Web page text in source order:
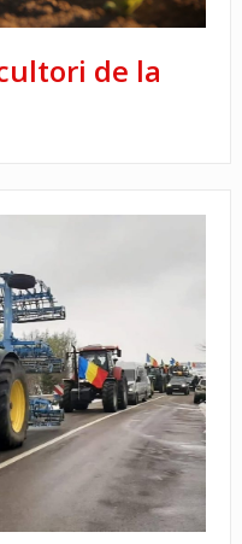
de la